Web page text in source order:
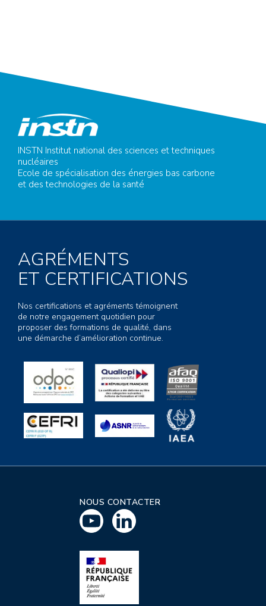
INSTN Institut national des sciences et techniques
nucléaires
Ecole de spécialisation des énergies bas carbone
et des technologies de la santé
AGRÉMENTS
ET CERTIFICATIONS
Nos certifications et agréments témoignent
de notre engagement quotidien pour
proposer des formations de qualité, dans
une démarche d’amélioration continue.
NOUS CONTACTER